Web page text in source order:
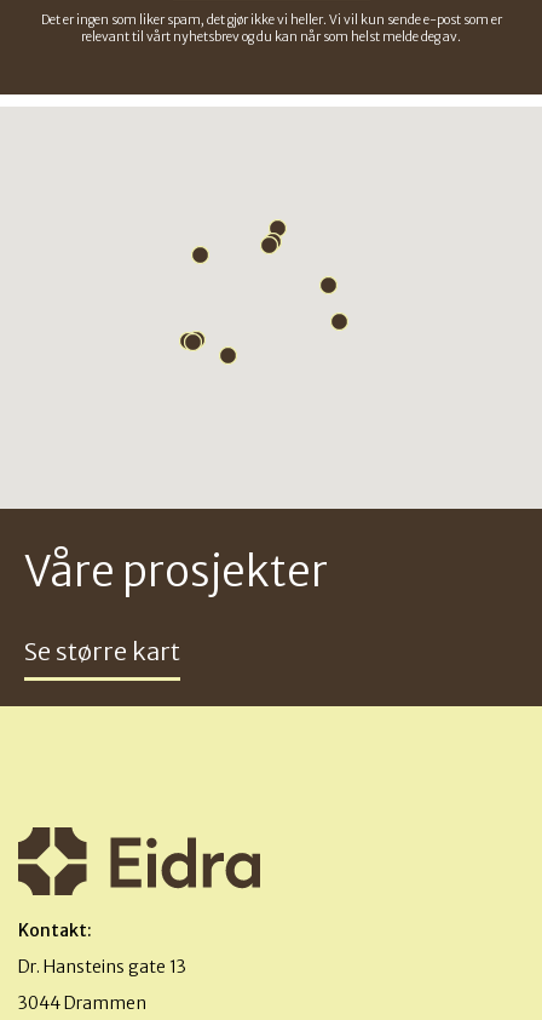
Det er ingen som liker spam, det gjør ikke vi heller. Vi vil kun sende e-post som er
relevant til vårt nyhetsbrev og du kan når som helst melde deg av.
Våre prosjekter
Se større kart
Kontakt:
Dr. Hansteins gate 13
3044 Drammen